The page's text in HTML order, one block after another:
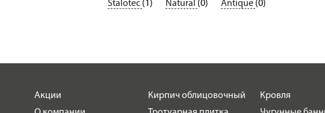
Stalotec (1) Natural (0) Antique (0)
Акции
Кирпич облицовочный
Кровля